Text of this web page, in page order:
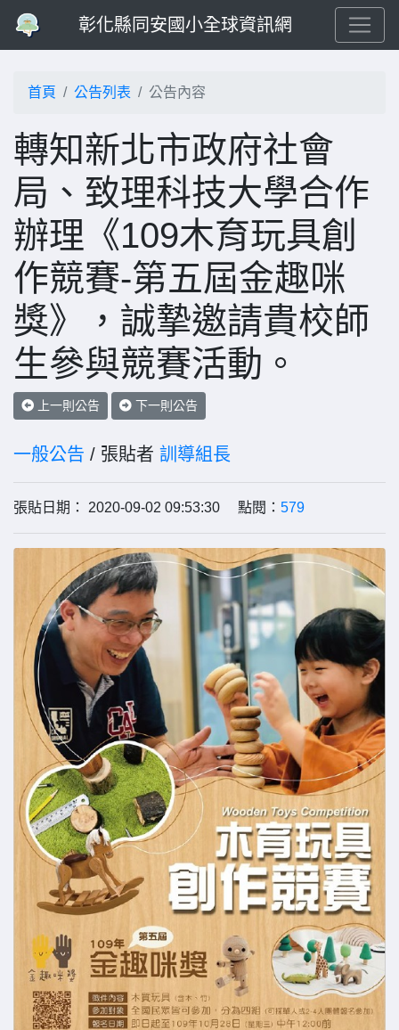
彰化縣同安國小全球資訊網
首頁 公告列表 公告內容
轉知新北市政府社會
局、致理科技大學合作
辦理《109木育玩具創
作競賽-第五屆金趣咪
獎》，誠摯邀請貴校師
生參與競賽活動。
上一則公告 下一則公告
一般公告 / 張貼者 訓導組長
張貼日期： 2020-09-02 09:53:30 點閱： 579